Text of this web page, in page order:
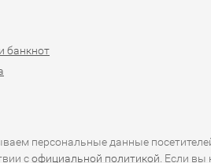
банкнот
персональные данные
софициальной политикой . Если вы